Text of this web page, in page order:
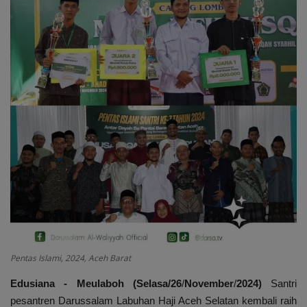
Cerpen
Cerita Anak
Resensi
Reportase
Galleri
Audiobook
Pentas Islami, 2024, Aceh Barat
Edusiana - Meulaboh (Selasa/26/November/2024)Santri
pesantren Darussalam Labuhan Haji Aceh Selatan kembali raih